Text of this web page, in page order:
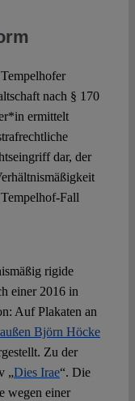
nach § 170
ermittelt
dar, der
Fall
rigide
einer 2016 in
Auf Plakaten an
Björn Höcke
Zu der
„Dies Irae“. Die
wegen einer